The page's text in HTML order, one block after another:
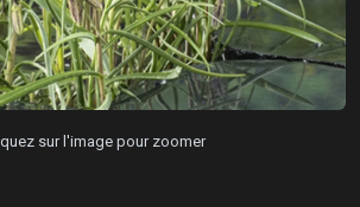
sur l'image pour zoomer